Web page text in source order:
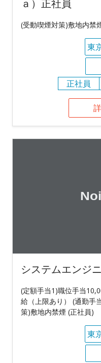
ａ）正社員
(受動喫煙対策)敷地内禁
東
正社員
システムエンジ
(定額手当1)職位手当
給（上限あり） (通勤手
策)敷地内禁煙 (正社員)
東